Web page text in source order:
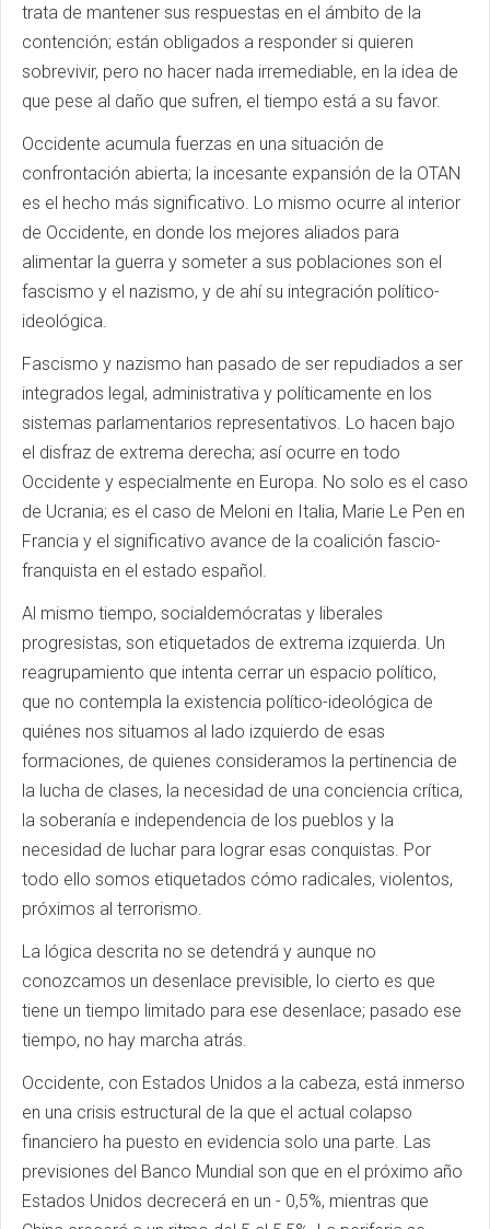
trata de mantener sus respuestas en el ámbito de la
contención; están obligados a responder si quieren
sobrevivir, pero no hacer nada irremediable, en la idea de
que pese al daño que sufren, el tiempo está a su favor.
Occidente acumula fuerzas en una situación de
confrontación abierta; la incesante expansión de la OTAN
es el hecho más significativo. Lo mismo ocurre al interior
de Occidente, en donde los mejores aliados para
alimentar la guerra y someter a sus poblaciones son el
fascismo y el nazismo, y de ahí su integración político-
ideológica.
Fascismo y nazismo han pasado de ser repudiados a ser
integrados legal, administrativa y políticamente en los
sistemas parlamentarios representativos. Lo hacen bajo
el disfraz de extrema derecha; así ocurre en todo
Occidente y especialmente en Europa. No solo es el caso
de Ucrania; es el caso de Meloni en Italia, Marie Le Pen en
Francia y el significativo avance de la coalición fascio-
franquista en el estado español.
Al mismo tiempo, socialdemócratas y liberales
progresistas, son etiquetados de extrema izquierda. Un
reagrupamiento que intenta cerrar un espacio político,
que no contempla la existencia político-ideológica de
quiénes nos situamos al lado izquierdo de esas
formaciones, de quienes consideramos la pertinencia de
la lucha de clases, la necesidad de una conciencia crítica,
la soberanía e independencia de los pueblos y la
necesidad de luchar para lograr esas conquistas. Por
todo ello somos etiquetados cómo radicales, violentos,
próximos al terrorismo.
La lógica descrita no se detendrá y aunque no
conozcamos un desenlace previsible, lo cierto es que
tiene un tiempo limitado para ese desenlace; pasado ese
tiempo, no hay marcha atrás.
Occidente, con Estados Unidos a la cabeza, está inmerso
en una crisis estructural de la que el actual colapso
financiero ha puesto en evidencia solo una parte. Las
previsiones del Banco Mundial son que en el próximo año
Estados Unidos decrecerá en un - 0,5%, mientras que